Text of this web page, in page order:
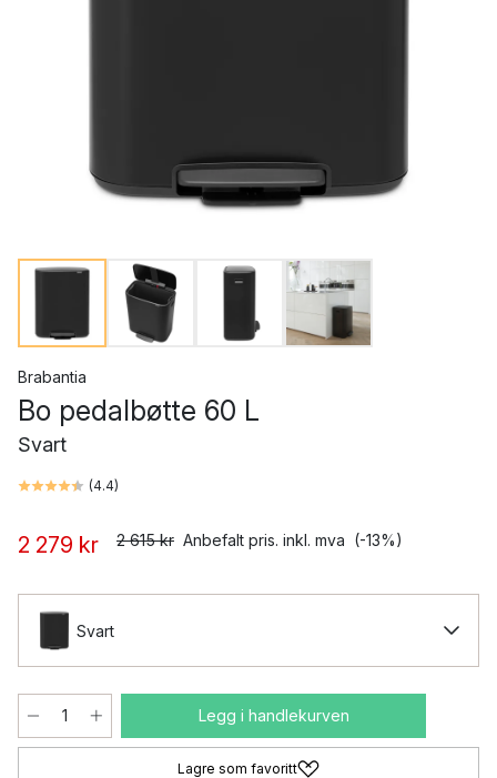
Brabantia
Bo pedalbøtte 60 L
Svart
(4.4)
2 279 kr 2 615 kr Anbefalt pris. inkl. mva (-13%)
Svart
Legg i handlekurven
Lagre som favoritt